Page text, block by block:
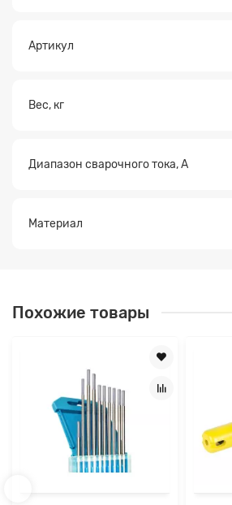
Артикул
Вес, кг
Диапазон сварочного тока, А
Материал
Похожие товары